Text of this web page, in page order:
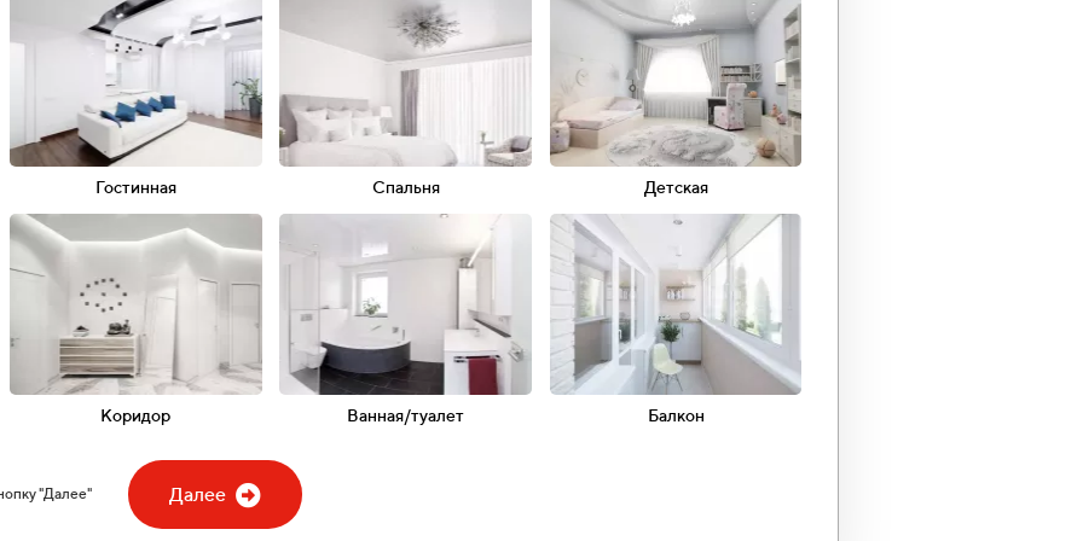
Гостинная Спальня Детская
Коридор Ванная/туалет Балкон
"Далее" Далее
100
75
Глянец Тканевый Фотопечать
Споты Световые линии Парящие
Трековое
освещение
и работ
000₽